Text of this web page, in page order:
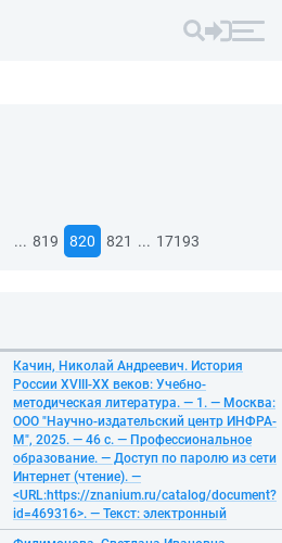
... 819 820 821 ... 17193
Качин, Николай Андреевич. История
России XVIII-XX веков: Учебно-
методическая литература. — 1. — Москва:
ООО "Научно-издательский центр ИНФРА-
М", 2025. — 46 с. — Профессиональное
образование. — Доступ по паролю из сети
Интернет (чтение). —
<URL:https://znanium.ru/catalog/document?
id=469316>. — Текст: электронный